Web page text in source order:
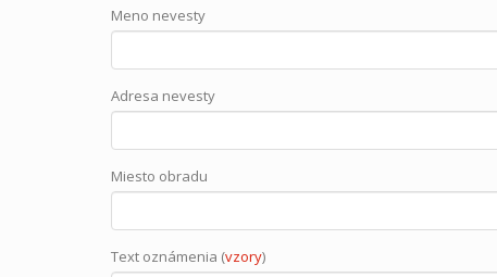
Meno nevesty
Adresa nevesty
Miesto obradu
Text oznámenia (vzory)